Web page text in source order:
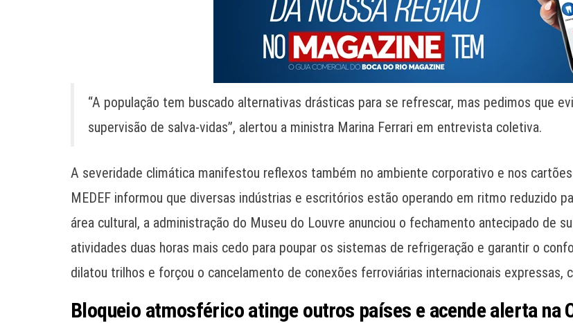
“A população tem buscado alternativas drásticas para se refrescar, mas pedimos que
supervisão de salva-vidas”, alertou a ministra Marina Ferrari em entrevista coletiva.
A severidade climática manifestou reflexos também no ambiente corporativo e nos
MEDEF informou que diversas indústrias e escritórios estão operando em ritmo reduzido
área cultural, a administração do Museu do Louvre anunciou o fechamento antecipado de
atividades duas horas mais cedo para poupar os sistemas de refrigeração e garantir o
dilatou trilhos e forçou o cancelamento de conexões ferroviárias internacionais expressas,
Bloqueio atmosférico atinge outros países e acende alerta na